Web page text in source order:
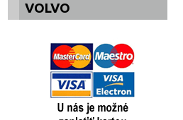
VOLVO